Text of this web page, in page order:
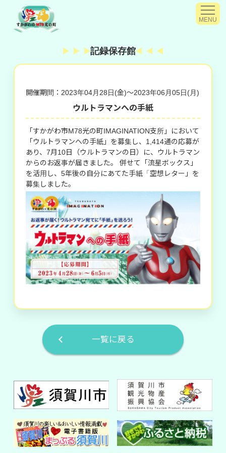
MENU
記録保存館
開催期間：2023年04月28日(金)～2023年06月05日(月)
ウルトラマンへの手紙
「すかがわ市M78光の町IMAGINATION支所」において
「ウルトラマンへの手紙」を募集し、1,414通の応募が
あり、7月10日（ウルトラマンの日）に、ウルトラマン
からのお返事が届きました。 併せて「流星ボックス」
を活用し、5年後の自分にあてた手紙「空想レター」を
募集しました。
一覧に戻る